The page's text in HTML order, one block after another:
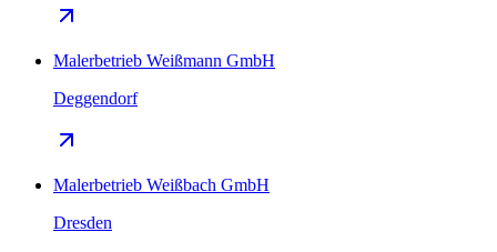
Malerbetrieb Weißmann GmbH
Deggendorf
Malerbetrieb Weißbach GmbH
Dresden